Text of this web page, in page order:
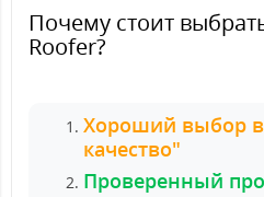
Почему стоит
Roofer?
Хороший выбор в
качество"
Проверенный